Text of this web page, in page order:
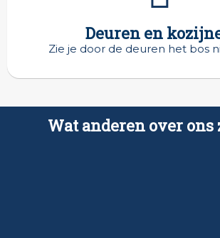
Deuren en
Zie je door de deuren het bos
Wat anderen over ons